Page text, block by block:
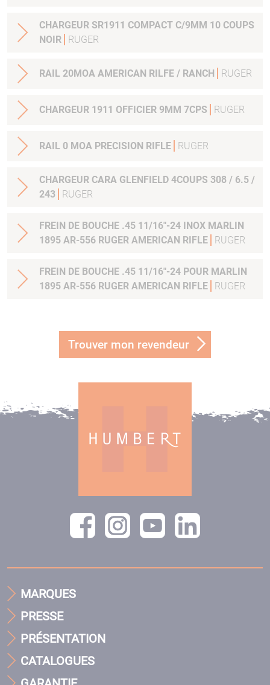
CHARGEUR SR1911 COMPACT C/9MM 10 COUPS
NOIR
RUGER
RAIL 20MOA AMERICAN RILFE / RANCH RUGER
CHARGEUR 1911 OFFICIER 9MM 7CPS RUGER
RAIL 0 MOA PRECISION RIFLE RUGER
CHARGEUR CARA GLENFIELD 4COUPS 308 / 6.5 /
243
RUGER
FREIN DE BOUCHE .45 11/16"-24 INOX MARLIN
1895 AR-556 RUGER AMERICAN RIFLE
RUGER
FREIN DE BOUCHE .45 11/16"-24 POUR MARLIN
1895 AR-556 RUGER AMERICAN RIFLE
RUGER
Trouver mon revendeur
MARQUES
PRESSE
PRÉSENTATION
CATALOGUES